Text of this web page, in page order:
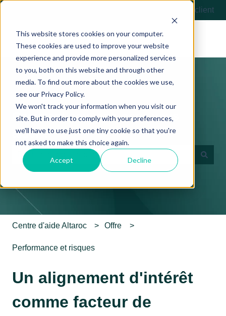
This website stores cookies on your computer.
These cookies are used to improve your website
experience and provide more personalized services
to you, both on this website and through other
media. To find out more about the cookies we use,
see our Privacy Policy.
We won't track your information when you visit our
site. But in order to comply with your preferences,
we'll have to use just one tiny cookie so that you're
not asked to make this choice again.
Accept Decline
Afficher le sous-menu pour les traductions
Portail client
Comment pouvons-nous vous
aider ?
Il n'y a aucune suggestion car le champ de recherche
Centre d'aide Altaroc Offre
Performance et risques
Un alignement d'intérêt
comme facteur de